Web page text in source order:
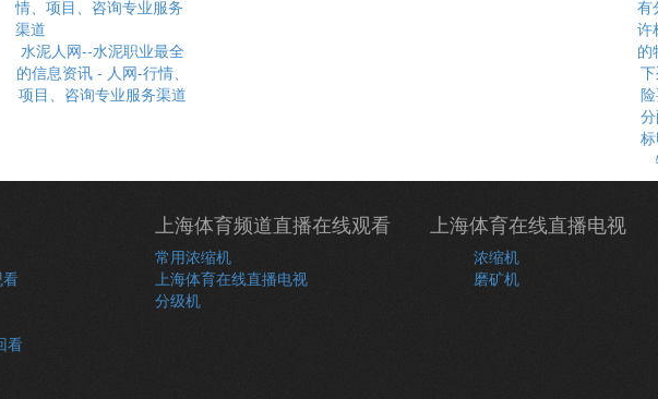
水泥人网--水泥职业最全
的信息资讯 - 人网-行情、
项目、咨询专业服务渠道
看
上海体育频道直播在线观看
常用浓缩机
上海体育在线直播电视
分级机
上海体育在线直播电视
浓缩机
磨矿机